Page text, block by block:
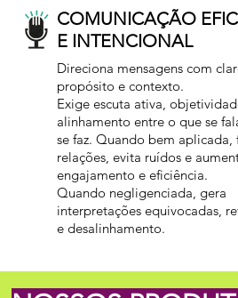
COMUNICAÇÃO
E INTENCIONAL
Direciona mensagens com
propósito e contexto.
Exige escuta ativa,
alinhamento entre o que se
se faz. Quando bem aplicada,
relações, evita ruídos e
engajamento e eficiência.
Quando negligenciada, gera
interpretações equivocadas,
e desalinhamento.